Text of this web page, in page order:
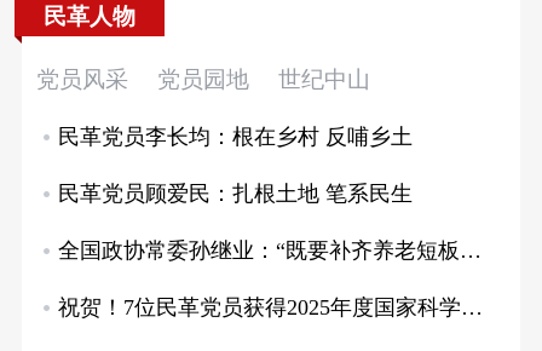
党员风采 党员园地 世纪中山
民革党员李长均：根在乡村 反哺乡土
民革党员顾爱民：扎根土地 笔系民生
全国政协常委孙继业：“既要补齐养老短板，也…
祝贺！7位民革党员获得2025年度国家科学…